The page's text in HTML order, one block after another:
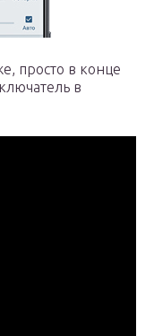
просто в конце
в